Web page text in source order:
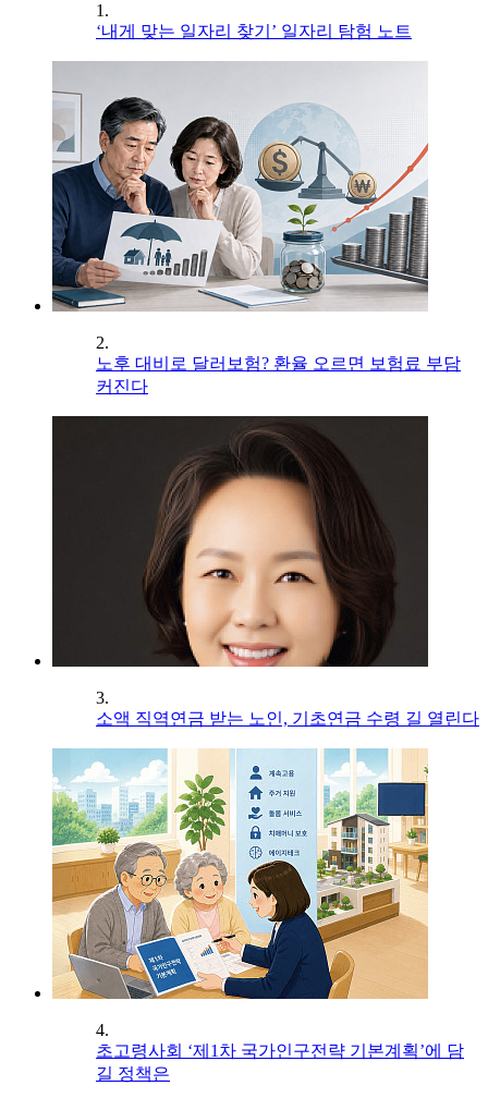
1.
‘내게 맞는 일자리 찾기’ 일자리 탐험 노트
2.
노후 대비로 달러보험? 환율 오르면 보험료 부담
커진다
3.
소액 직역연금 받는 노인, 기초연금 수령 길 열린다
4.
초고령사회 ‘제1차 국가인구전략 기본계획’에 담
길 정책은